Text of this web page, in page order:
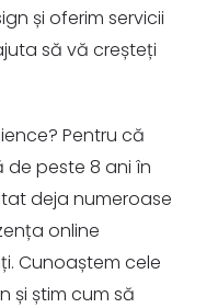
și oferim servicii
să vă creșteți
Pentru că
de peste 8 ani în
deja numeroase
online
Cunoaștem cele
și știm cum să